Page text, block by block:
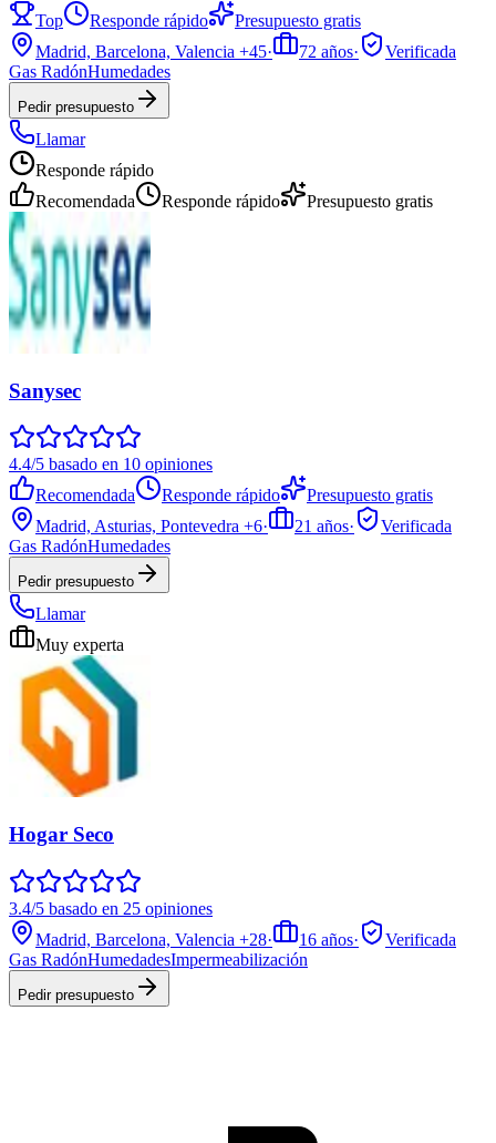
Top
Responde rápido
Presupuesto gratis
Madrid, Barcelona, Valencia +45· 72 años·
Verificada
Gas RadónHumedades
Pedir presupuesto
Llamar
Responde rápido
Recomendada
Responde rápido Presupuesto gratis
Sanysec
4.4/5 basado en 10 opiniones
Recomendada
Responde rápido
Presupuesto gratis
Madrid, Asturias, Pontevedra +6· 21 años·
Verificada
Gas RadónHumedades
Pedir presupuesto
Llamar
Muy experta
Hogar Seco
3.4/5 basado en 25 opiniones
Madrid, Barcelona, Valencia +28· 16 años·
Verificada
Gas RadónHumedadesImpermeabilización
Pedir presupuesto